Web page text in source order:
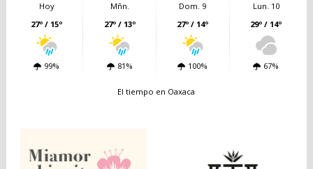
Hoy
27º / 15º
99%
Mñn.
27º / 13º
81%
Dom. 9
27º / 14º
100%
Lun. 10
29º / 14º
67%
El tiempo en Oaxaca